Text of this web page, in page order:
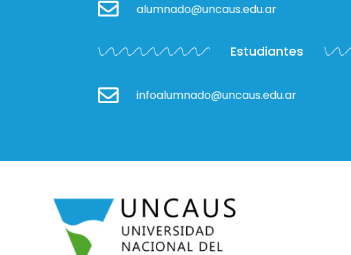
alumnado@uncaus.edu.ar
Estudiantes
infoalumnado@uncaus.edu.ar